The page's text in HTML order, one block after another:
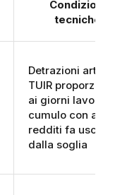
Condizioni
tecniche
Detrazioni art. 13
TUIR
ai giorni lavorati;
cumulo con altri
redditi fa uscire
dalla soglia